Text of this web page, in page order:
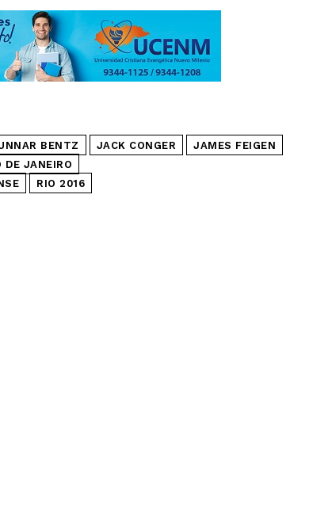
BENTZ JACK CONGER
JAMES FEIGEN
DE JANEIRO
RIO 2016